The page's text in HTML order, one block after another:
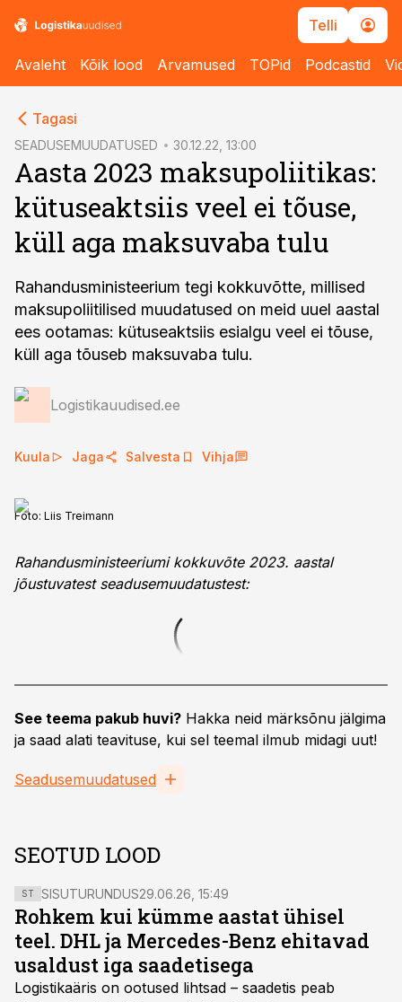
Telli
Avaleht Kõik lood Arvamused TOPid Podcastid
Tagasi
SEADUSEMUUDATUSED 30.12.22, 13:00
Aasta 2023 maksupoliitikas:
kütuseaktsiis veel ei tõuse,
küll aga maksuvaba tulu
Rahandusministeerium tegi kokkuvõtte, millised
maksupoliitilised muudatused on meid uuel aastal
ees ootamas: kütuseaktsiis esialgu veel ei tõuse,
küll aga tõuseb maksuvaba tulu.
Logistikauudised.ee
Kuula Jaga Salvesta Vihja
Foto: Liis Treimann
Rahandusministeeriumi kokkuvõte 2023. aastal
jõustuvatest seadusemuudatustest:
See teema pakub huvi? Hakka neid märksõnu jälgima
ja saad alati teavituse, kui sel teemal ilmub midagi uut!
Seadusemuudatused
SEOTUD LOOD
ST SISUTURUNDUS29.06.26, 15:49
Rohkem kui kümme aastat ühisel
teel. DHL ja Mercedes-Benz ehitavad
usaldust iga saadetisega
Logistikaäris on ootused lihtsad – saadetis peab